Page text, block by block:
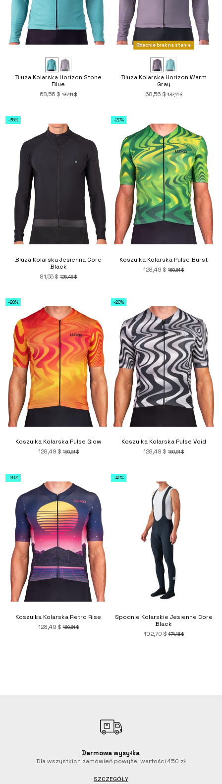
Bluza Kolarska Horizon Stone
Blue
68,56 $137,11 $
Obecnie brak na stanie
Bluza Kolarska Horizon Warm
Gray
68,56 $137,11 $
-35%
Bluza Kolarska Jesienna Core
Black
81,55 $125,46 $
-20%
Koszulka Kolarska Pulse Burst
128,49 $160,61 $
-20%
Koszulka Kolarska Pulse Glow
128,49 $160,61 $
-20%
Koszulka Kolarska Pulse Void
128,49 $160,61 $
-20%
Koszulka Kolarska Retro Rise
128,49 $160,61 $
-40%
Spodnie Kolarskie Jesienne Core
Black
102,70 $171,16 $
Darmowa wysyłka
Dla wszystkich zamówień powyżej wartości 450 zł
SZCZEGÓŁY